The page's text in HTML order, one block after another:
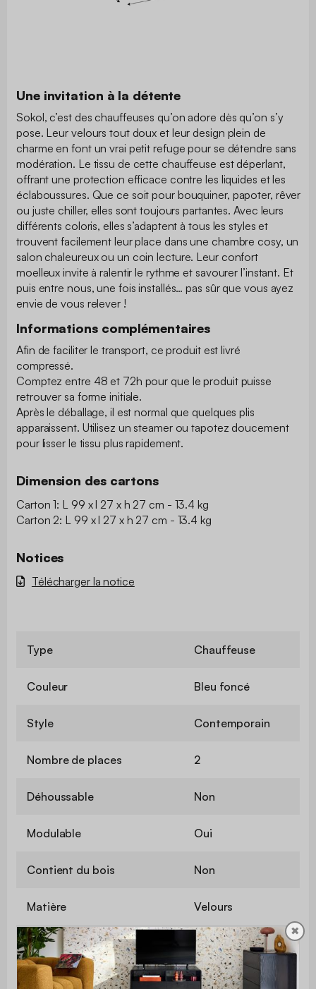
Une invitation à la détente
Sokol, c’est des chauffeuses qu’on adore dès qu’on s’y
pose. Leur velours tout doux et leur design plein de
charme en font un vrai petit refuge pour se détendre sans
modération. Le tissu de cette chauffeuse est déperlant,
offrant une protection efficace contre les liquides et les
éclaboussures. Que ce soit pour bouquiner, papoter, rêver
ou juste chiller, elles sont toujours partantes. Avec leurs
différents coloris, elles s’adaptent à tous les styles et
trouvent facilement leur place dans une chambre cosy, un
salon chaleureux ou un coin lecture. Leur confort
moelleux invite à ralentir le rythme et savourer l’instant. Et
puis entre nous, une fois installés… pas sûr que vous ayez
envie de vous relever !
Informations complémentaires
Afin de faciliter le transport, ce produit est livré
compressé.
Comptez entre 48 et 72h pour que le produit puisse
retrouver sa forme initiale.
Après le déballage, il est normal que quelques plis
apparaissent. Utilisez un steamer ou tapotez doucement
pour lisser le tissu plus rapidement.
Dimension des cartons
Carton 1: L 99 x l 27 x h 27 cm - 13.4 kg
Carton 2: L 99 x l 27 x h 27 cm - 13.4 kg
Notices
Télécharger la notice
Type Chauffeuse
Couleur Bleu foncé
Style Contemporain
Nombre de places 2
Déhoussable Non
Modulable Oui
Contient du bois Non
Matière Velours
Matière de la structure Mousse
Grammage du tissu 390 g/m²
✖